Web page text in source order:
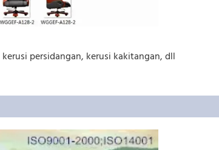
persidangan, kerusi kakitangan, dll